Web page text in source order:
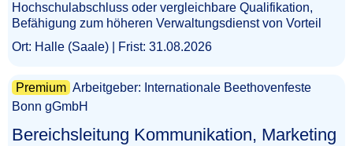
Hochschulabschluss oder vergleichbare Qualifikation,
Befähigung zum höheren Verwaltungsdienst von Vorteil
Ort: Halle (Saale) | Frist: 31.08.2026
Premium Arbeitgeber: Internationale Beethovenfeste
Bonn gGmbH
Bereichsleitung Kommunikation, Marketing